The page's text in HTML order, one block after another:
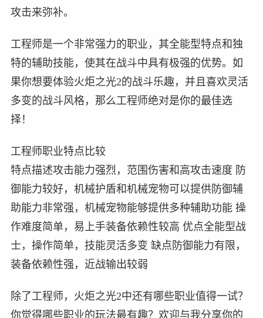
攻击来弥补。
工程师是一个非常强力的职业，其全能型特点和独
特的辅助技能，使其在战斗中具有极强的优势。如
果你想要体验火炬之光2的战斗乐趣，并且喜欢灵活
多变的战斗风格，那么工程师绝对是你的最佳选
择！
工程师职业特点比较
特点描述攻击能力强烈，范围伤害和高攻击速度 防
御能力较好，机械护盾和机械宠物可以提供防御辅
助能力非常强，机械宠物能够提供多种辅助功能 操
作难度简单，易上手装备依赖性较高 优点全能型战
士，操作简单，技能灵活多变 缺点防御能力有限，
装备依赖性强，近战输出较弱
除了工程师，火炬之光2中还有哪些职业值得一试？
你觉得哪些职业的玩法最有趣？欢迎与我分享你的